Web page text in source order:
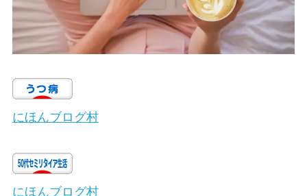
にほんブログ村
にほんブログ村